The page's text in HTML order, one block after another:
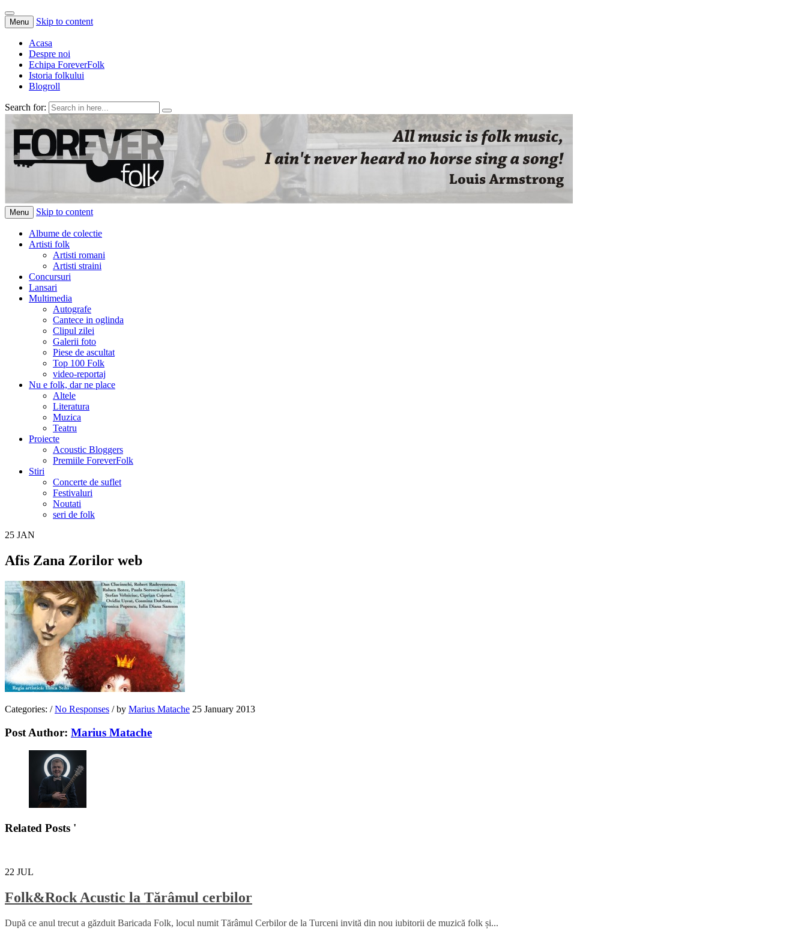
Menu Skip to content
Acasa
Despre noi
Echipa ForeverFolk
Istoria folkului
Blogroll
Search for:
ForeverFolk
Muzica sufletului tau
Menu Skip to content
Albume de colectie
Artisti folk
Artisti romani
Artisti straini
Concursuri
Lansari
Multimedia
Autografe
Cantece in oglinda
Clipul zilei
Galerii foto
Piese de ascultat
Top 100 Folk
video-reportaj
Nu e folk, dar ne place
Altele
Literatura
Muzica
Teatru
Proiecte
Acoustic Bloggers
Premiile ForeverFolk
Stiri
Concerte de suflet
Festivaluri
Noutati
seri de folk
25 JAN
Afis Zana Zorilor web
Categories: / No Responses /by Marius Matache 25 January 2013
Post Author: Marius Matache
Related Posts '
22 JUL
Folk&Rock Acustic la Tărâmul cerbilor
După ce anul trecut a găzduit Baricada Folk, locul numit Tărâmul Cerbilor de la Turceni invită din nou iubitorii de muzică folk și...